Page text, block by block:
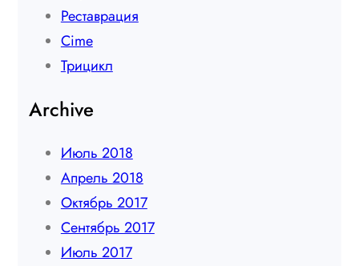
Реставрация
Сime
Трицикл
Archive
Июль 2018
Апрель 2018
Октябрь 2017
Сентябрь 2017
Июль 2017